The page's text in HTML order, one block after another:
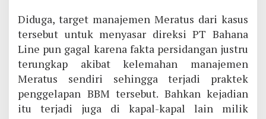
Diduga, target manajemen Meratus dari kasus
tersebut untuk menyasar direksi PT Bahana
Line pun gagal karena fakta persidangan justru
terungkap akibat kelemahan manajemen
Meratus sendiri sehingga terjadi praktek
penggelapan BBM tersebut. Bahkan kejadian
itu terjadi juga di kapal-kapal lain milik